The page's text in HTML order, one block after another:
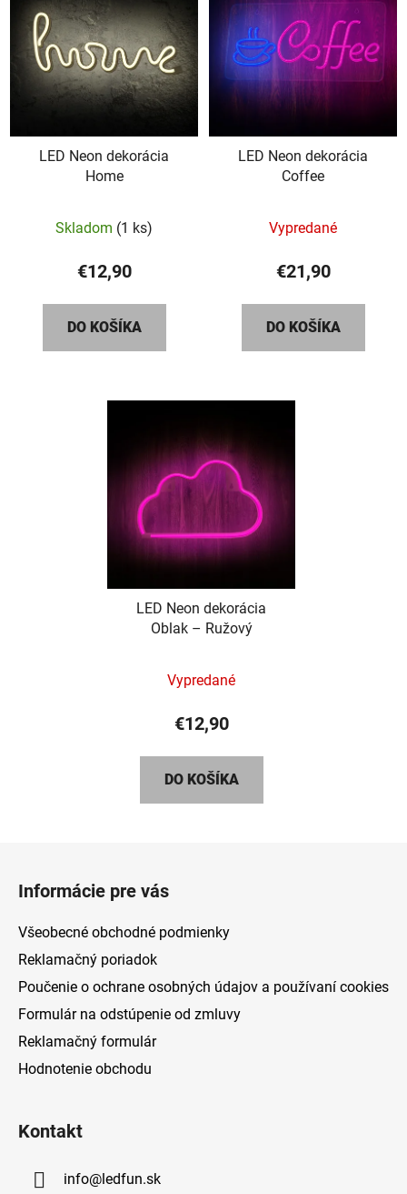
LED Neon dekorácia
Home
Skladom (1 ks)
€12,90
DO KOŠÍKA
LED Neon dekorácia
Coffee
Vypredané
€21,90
DO KOŠÍKA
LED Neon dekorácia
Oblak – Ružový
Vypredané
€12,90
DO KOŠÍKA
Informácie pre vás
Všeobecné obchodné podmienky
Reklamačný poriadok
Poučenie o ochrane osobných údajov a používaní cookies
Formulár na odstúpenie od zmluvy
Reklamačný formulár
Hodnotenie obchodu
Kontakt
info@ledfun.sk